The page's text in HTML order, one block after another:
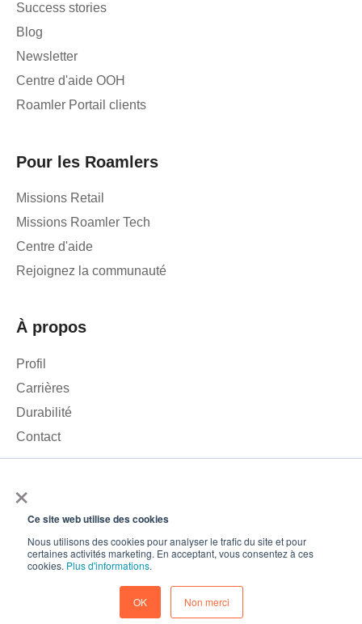
×
Ce site web utilise des cookies
Nous utilisons des cookies pour analyser le trafic du site et pour
certaines activités marketing. En acceptant, vous consentez à ces
cookies. Plus d'informations.
OK Non merci
Nous utilisons des cookies pour analyser le trafic sur notre site
web et améliorer votre expérience. En cliquant sur « Accepter »,
Accepter
Baisse
Préférences en matière de cookies
Success stories
Blog
Newsletter
Centre d'aide OOH
Roamler Portail clients
Pour les Roamlers
Missions Retail
Missions Roamler Tech
Centre d'aide
Rejoignez la communauté
À propos
Profil
Carrières
Durabilité
Contact
© 2026 – Roamler .V. Conditions générales
Politique de
confidentialité
ISO 45001 ISO 27001